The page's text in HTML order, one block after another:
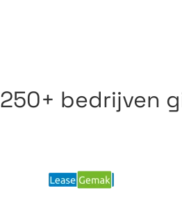
250+ bedrijven